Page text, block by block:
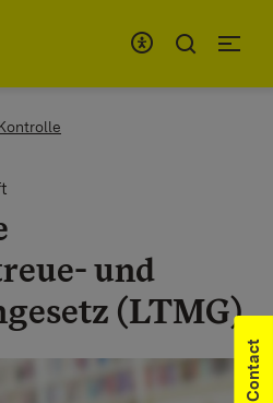
und
(LTMG)
Contact